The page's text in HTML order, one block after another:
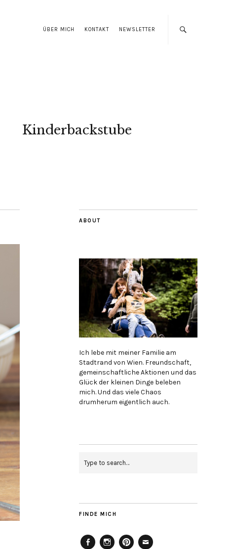
ÜBER MICH KONTAKT NEWSLETTER
Kinderbackstube
ABOUT
Ich lebe mit meiner Familie am
Stadtrand von Wien. Freundschaft,
gemeinschaftliche Aktionen und das
Glück der kleinen Dinge beleben
mich. Und das viele Chaos
drumherum eigentlich auch.
FINDE MICH